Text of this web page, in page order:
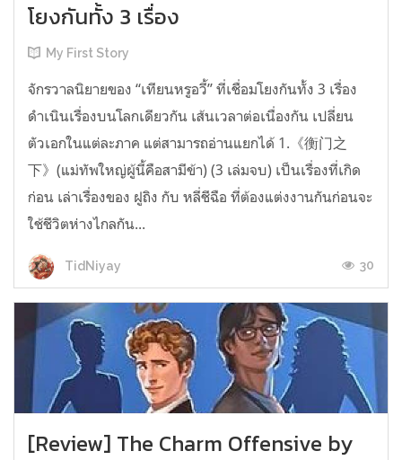
โยงกันทั้ง 3 เรื่อง
My First Story
จักรวาลนิยายของ “เทียนหรูอวี้” ที่เชื่อมโยงกันทั้ง 3 เรื่อง
ดำเนินเรื่องบนโลกเดียวกัน เส้นเวลาต่อเนื่องกัน เปลี่ยน
ตัวเอกในแต่ละภาค แต่สามารถอ่านแยกได้ 1.《衡门之
下》(แม่ทัพใหญ่ผู้นี้คือสามีข้า) (3 เล่มจบ) เป็นเรื่องที่เกิด
ก่อน เล่าเรื่องของ ฝูถิง กับ หลี่ชีฉือ ที่ต้องแต่งงานกันก่อนจะ
ใช้ชีวิตห่างไกลกัน...
TidNiyay 30
[Review] The Charm Offensive by